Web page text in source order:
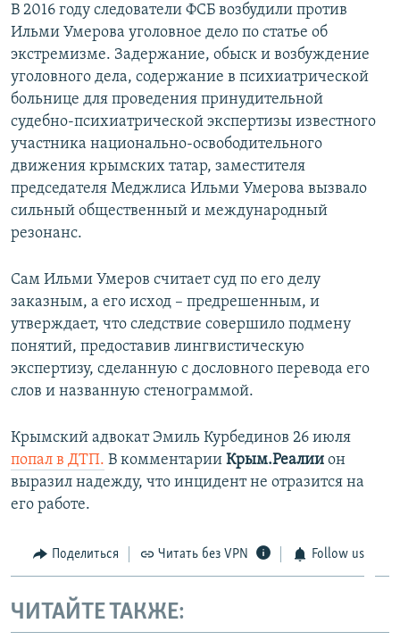
В 2016 году следователи ФСБ возбудили против
Ильми Умерова уголовное дело по статье об
экстремизме. Задержание, обыск и возбуждение
уголовного дела, содержание в психиатрической
больнице для проведения принудительной
судебно-психиатрической экспертизы известного
участника национально-освободительного
движения крымских татар, заместителя
председателя Меджлиса Ильми Умерова вызвало
сильный общественный и международный
резонанс.
Сам Ильми Умеров считает суд по его делу
заказным, а его исход – предрешенным, и
утверждает, что следствие совершило подмену
понятий, предоставив лингвистическую
экспертизу, сделанную с дословного перевода его
слов и названную стенограммой.
Крымский адвокат Эмиль Курбединов 26 июля
попал в ДТП. В комментарии Крым.Реалии он
выразил надежду, что инцидент не отразится на
его работе.
Поделиться Читать без VPN Follow us
ЧИТАЙТЕ ТАКЖЕ: